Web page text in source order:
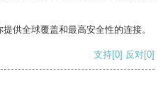
供全球覆盖和最高安全性的连接。
支持[0] 反对[0]